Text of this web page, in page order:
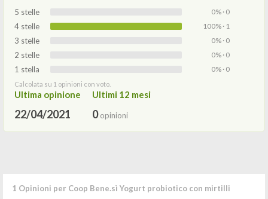
5 stelle 0% · 0
4 stelle 100% · 1
3 stelle 0% · 0
2 stelle 0% · 0
1 stella 0% · 0
Calcolata su 1 opinioni con voto.
Ultima opinione
22/04/2021
Ultimi 12 mesi
0opinioni
1 Opinioni per Coop Bene.sì Yogurt probiotico con mirtilli